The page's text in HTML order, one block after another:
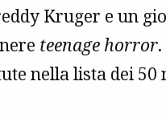
Kruger e un
teenage horror
nella lista dei